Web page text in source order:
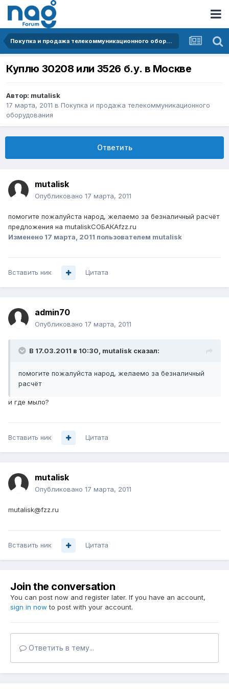
Покупка и продажа телекоммуникационного оборудования
Куплю 30208 или 3526 б.у. в Москве
Автор: mutalisk
17 марта, 2011 в Покупка и продажа телекоммуникационного
оборудования
Ответить
mutalisk
Опубликовано 17 марта, 2011
помогите пожалуйста народ, желаемо за безналичный расчёт
предложения на mutaliskСОБАКАfzz.ru
Изменено 17 марта, 2011 пользователем mutalisk
Вставить ник Цитата
admin70
Опубликовано 17 марта, 2011
В 17.03.2011 в 10:30, mutalisk сказал:
помогите пожалуйста народ, желаемо за безналичный
расчёт
и где мыло?
Вставить ник Цитата
mutalisk
Опубликовано 17 марта, 2011
mutalisk@fzz.ru
Вставить ник Цитата
Join the conversation
You can post now and register later. If you have an account,
sign in now to post with your account.
Ответить в тему...